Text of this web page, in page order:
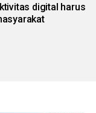
digital harus